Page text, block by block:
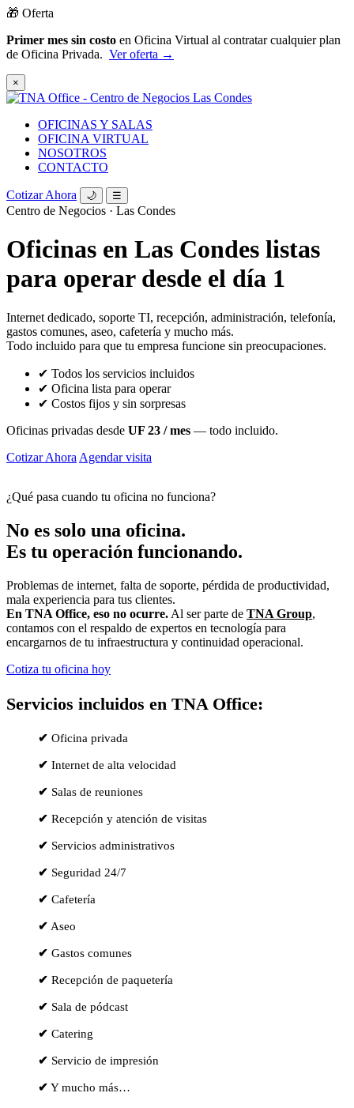
🎁 Oferta
Primer mes sin costo en Oficina Virtual al contratar cualquier plan
de Oficina Privada. Ver oferta →
×
OFICINAS Y SALAS
OFICINA VIRTUAL
NOSOTROS
CONTACTO
Cotizar Ahora 🌙 ☰
Centro de Negocios · Las Condes
Oficinas en Las Condes listas
para operar desde el día 1
Internet dedicado, soporte TI, recepción, administración, telefonía,
gastos comunes, aseo, cafetería y mucho más.
Todo incluido para que tu empresa funcione sin preocupaciones.
✔ Todos los servicios incluidos
✔ Oficina lista para operar
✔ Costos fijos y sin sorpresas
Oficinas privadas desde UF 23 / mes — todo incluido.
Cotizar Ahora Agendar visita
¿Qué pasa cuando tu oficina no funciona?
No es solo una oficina.
Es tu operación funcionando.
Problemas de internet, falta de soporte, pérdida de productividad,
mala experiencia para tus clientes.
En TNA Office, eso no ocurre. Al ser parte de TNA Group,
contamos con el respaldo de expertos en tecnología para
encargarnos de tu infraestructura y continuidad operacional.
Cotiza tu oficina hoy
Servicios incluidos en TNA Office:
✔ Oficina privada
✔ Internet de alta velocidad
✔ Salas de reuniones
✔ Recepción y atención de visitas
✔ Servicios administrativos
✔ Seguridad 24/7
✔ Cafetería
✔ Aseo
✔ Gastos comunes
✔ Recepción de paquetería
✔ Sala de pódcast
✔ Catering
✔ Servicio de impresión
✔ Y mucho más…